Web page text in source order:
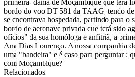
primeira- dama de Moçambique que terá
bordo do voo DT 581 da TAAG, tendo de
se encontrava hospedada, partindo para o
bordo de aeronave privada que terá sido
ofícios" da sua homóloga e anfitriã, a
Ana Dias Lourenço. A nossa companhia
uma "bandeira" e é caso para perguntar :
com Moçambique?
Relacionados